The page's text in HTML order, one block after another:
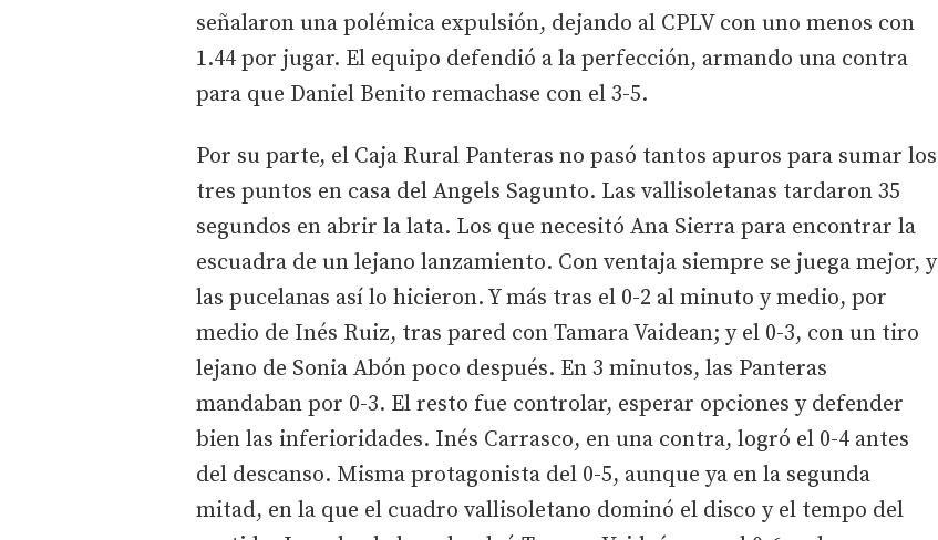
señalaron una polémica expulsión, dejando al CPLV con uno menos con
1.44 por jugar. El equipo defendió a la perfección, armando una contra
para que Daniel Benito remachase con el 3-5.
Por su parte, el Caja Rural Panteras no pasó tantos apuros para sumar los
tres puntos en casa del Angels Sagunto. Las vallisoletanas tardaron 35
segundos en abrir la lata. Los que necesitó Ana Sierra para encontrar la
escuadra de un lejano lanzamiento. Con ventaja siempre se juega mejor, y
las pucelanas así lo hicieron. Y más tras el 0-2 al minuto y medio, por
medio de Inés Ruiz, tras pared con Tamara Vaidean; y el 0-3, con un tiro
lejano de Sonia Abón poco después. En 3 minutos, las Panteras
mandaban por 0-3. El resto fue controlar, esperar opciones y defender
bien las inferioridades. Inés Carrasco, en una contra, logró el 0-4 antes
del descanso. Misma protagonista del 0-5, aunque ya en la segunda
mitad, en la que el cuadro vallisoletano dominó el disco y el tempo del